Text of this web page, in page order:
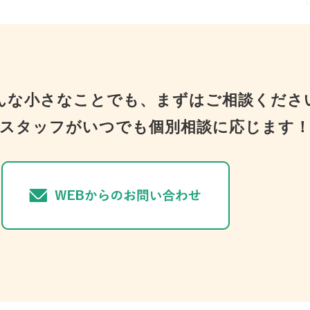
な小さなことでも、まずはご相談くださ
スタッフがいつでも個別相談に応じます！